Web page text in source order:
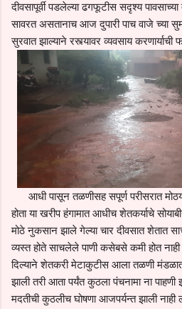
दीवसापूर्वी पडलेल्या ढगफूटीस सदृश्य
सावरत असतानाच आज दुपारी पाच वाजे च्या
सुरवात झाल्याने रस्त्यावर व्यवसाय करणार्याची
आधी पासून तळणीसह सपूर्ण परीसरात मोठया
होता या खरीप हंगामात आधीच शेतकर्याचे
मोठे नुकसान झाले गेल्या चार दीवसात शेतात
व्यस्त होते साचलेले पाणी कसेबसे कमी होत
दिल्याने शेतकरी मेटाकुटीस आला तळणी मंडळात
झाली तरी आता पर्यंत कुठला पंचनामा ना
मदतीची कुठलीच घोषणा आजपर्यन्त झाली नाही